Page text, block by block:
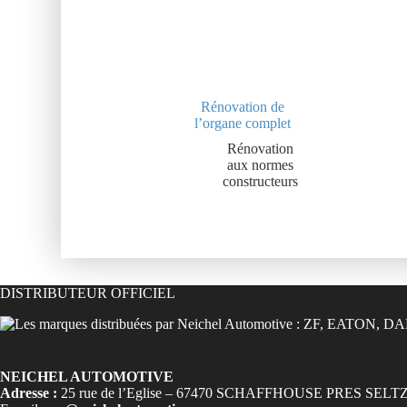
Rénovation de
l’organe complet
Rénovation
aux normes
constructeurs
DISTRIBUTEUR OFFICIEL
NEICHEL AUTOMOTIVE
Adresse : 25 rue de l’Eglise – 67470 SCHAFFHOUSE PRES